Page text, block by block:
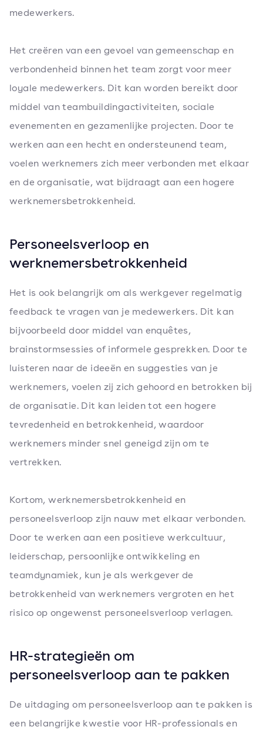
medewerkers.
Het creëren van een gevoel van gemeenschap en
verbondenheid binnen het team zorgt voor meer
loyale medewerkers. Dit kan worden bereikt door
middel van teambuildingactiviteiten, sociale
evenementen en gezamenlijke projecten. Door te
werken aan een hecht en ondersteunend team,
voelen werknemers zich meer verbonden met elkaar
en de organisatie, wat bijdraagt aan een hogere
werknemersbetrokkenheid.
Personeelsverloop en
werknemersbetrokkenheid
Het is ook belangrijk om als werkgever regelmatig
feedback te vragen van je medewerkers. Dit kan
bijvoorbeeld door middel van enquêtes,
brainstormsessies of informele gesprekken. Door te
luisteren naar de ideeën en suggesties van je
werknemers, voelen zij zich gehoord en betrokken bij
de organisatie. Dit kan leiden tot een hogere
tevredenheid en betrokkenheid, waardoor
werknemers minder snel geneigd zijn om te
vertrekken.
Kortom, werknemersbetrokkenheid en
personeelsverloop zijn nauw met elkaar verbonden.
Door te werken aan een positieve werkcultuur,
leiderschap, persoonlijke ontwikkeling en
teamdynamiek, kun je als werkgever de
betrokkenheid van werknemers vergroten en het
risico op ongewenst personeelsverloop verlagen.
HR-strategieën om
personeelsverloop aan te pakken
De uitdaging om personeelsverloop aan te pakken is
een belangrijke kwestie voor HR-professionals en